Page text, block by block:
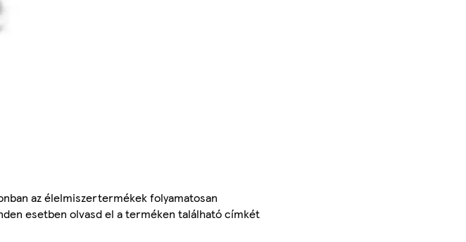
az élelmiszertermékek folyamatosan
esetben olvasd el a terméken található címkét